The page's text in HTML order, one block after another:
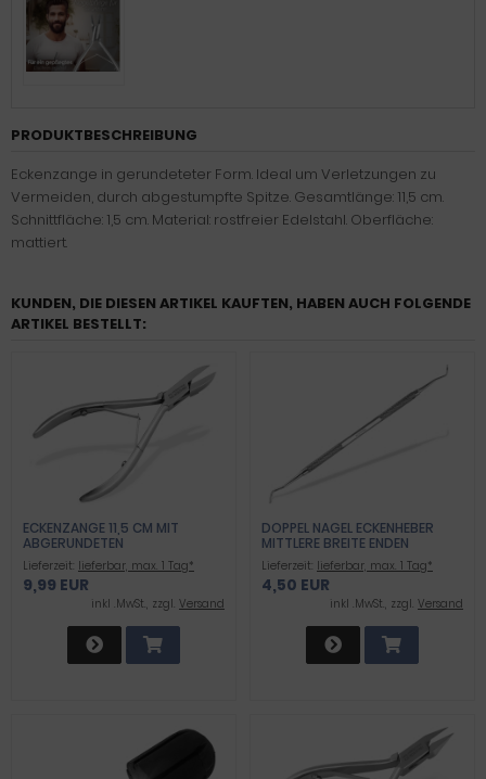
PRODUKTBESCHREIBUNG
Eckenzange in gerundeteter Form. Ideal um Verletzungen zu
Vermeiden, durch abgestumpfte Spitze. Gesamtlänge: 11,5 cm.
Schnittfläche: 1,5 cm. Material: rostfreier Edelstahl. Oberfläche:
mattiert.
KUNDEN, DIE DIESEN ARTIKEL KAUFTEN, HABEN AUCH FOLGENDE
ARTIKEL BESTELLT:
ECKENZANGE 11,5 CM MIT
ABGERUNDETEN
SCHNEIDBACKEN
Lieferzeit: lieferbar, max. 1 Tag*
9,99 EUR
inkl .MwSt., zzgl. Versand
DOPPEL NAGEL ECKENHEBER
MITTLERE BREITE ENDEN
Lieferzeit: lieferbar, max. 1 Tag*
4,50 EUR
inkl .MwSt., zzgl. Versand